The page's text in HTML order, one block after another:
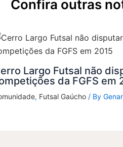
Confira outras
Largo Futsal não
da FGFS em
, Futsal Gaúcho/ By